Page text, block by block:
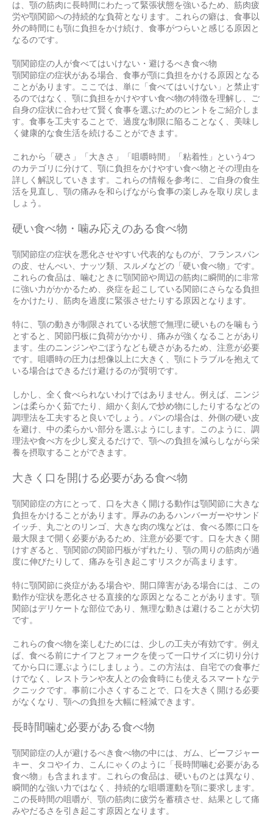
は、顎の筋肉に長時間にわたって緊張状態を強いるため、筋肉疲
労や顎関節への持続的な負荷となります。これらの癖は、食事以
外の時間にも顎に負担をかけ続け、食事がつらいと感じる原因と
なるのです。
顎関節症の人が食べてはいけない・避けるべき食べ物
顎関節症の症状がある場合、食事が顎に負担をかける原因となる
ことがあります。ここでは、単に「食べてはいけない」と禁止す
るのではなく、顎に負担をかけやすい食べ物の特徴を理解し、ご
自身の症状に合わせて賢く食事を選ぶためのヒントをご紹介しま
す。食事を工夫することで、過度な制限に陥ることなく、美味し
く健康的な食生活を続けることができます。
これから「硬さ」「大きさ」「咀嚼時間」「粘着性」という4つ
のカテゴリに分けて、顎に負担をかけやすい食べ物とその理由を
詳しく解説していきます。これらの情報を参考に、ご自身の食生
活を見直し、顎の痛みを和らげながら食事の楽しみを取り戻しま
しょう。
硬い食べ物・噛み応えのある食べ物
顎関節症の症状を悪化させやすい代表的なものが、フランスパン
の皮、せんべい、ナッツ類、スルメなどの「硬い食べ物」です。
これらの食品は、噛むときに顎関節や周辺の筋肉に瞬間的に非常
に強い力がかかるため、炎症を起こしている関節にさらなる負担
をかけたり、筋肉を過度に緊張させたりする原因となります。
特に、顎の動きが制限されている状態で無理に硬いものを噛もう
とすると、関節円板に負荷がかかり、痛みが強くなることがあり
ます。生のニンジンやごぼうなども硬さがあるため、注意が必要
です。咀嚼時の圧力は想像以上に大きく、顎にトラブルを抱えて
いる場合はできるだけ避けるのが賢明です。
しかし、全く食べられないわけではありません。例えば、ニンジ
ンは柔らかく茹でたり、細かく刻んで炒め物にしたりするなどの
調理法を工夫すると良いでしょう。パンの場合は、外側の硬い皮
を避け、中の柔らかい部分を選ぶようにします。このように、調
理法や食べ方を少し変えるだけで、顎への負担を減らしながら栄
養を摂取することができます。
大きく口を開ける必要がある食べ物
顎関節症の方にとって、口を大きく開ける動作は顎関節に大きな
負担をかけることがあります。厚みのあるハンバーガーやサンド
イッチ、丸ごとのリンゴ、大きな肉の塊などは、食べる際に口を
最大限まで開く必要があるため、注意が必要です。口を大きく開
けすぎると、顎関節の関節円板がずれたり、顎の周りの筋肉が過
度に伸びたりして、痛みを引き起こすリスクが高まります。
特に顎関節に炎症がある場合や、開口障害がある場合には、この
動作が症状を悪化させる直接的な原因となることがあります。顎
関節はデリケートな部位であり、無理な動きは避けることが大切
です。
これらの食べ物を楽しむためには、少しの工夫が有効です。例え
ば、食べる前にナイフとフォークを使って一口サイズに切り分け
てから口に運ぶようにしましょう。この方法は、自宅での食事だ
けでなく、レストランや友人との会食時にも使えるスマートなテ
クニックです。事前に小さくすることで、口を大きく開ける必要
がなくなり、顎への負担を大幅に軽減できます。
長時間噛む必要がある食べ物
顎関節症の人が避けるべき食べ物の中には、ガム、ビーフジャー
キー、タコやイカ、こんにゃくのように「長時間噛む必要がある
食べ物」も含まれます。これらの食品は、硬いものとは異なり、
瞬間的な強い力ではなく、持続的な咀嚼運動を顎に要求します。
この長時間の咀嚼が、顎の筋肉に疲労を蓄積させ、結果として痛
みやだるさを引き起こす原因となります。